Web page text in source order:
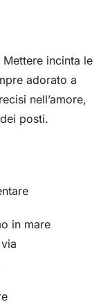
incinta le
adorato a
nell’amore,
posti.
in mare